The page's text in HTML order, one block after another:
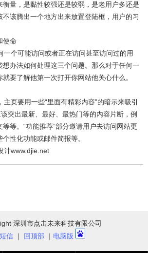
量，是黏性较强还是较弱，是老用户多还是
不该腾出一个地方出来放置登陆框，用户的习
使命
个可能访问或者正在访问甚至访问过的用
想办法如何处理这三个问题。那么对于任何一
要了解他第一次打开你网站他关心什么。
页要用一些“里面有精彩内容”的暗示来吸引
突出最新、最好、最热门等的内容片断，例
等。“功能推荐”部分邀请用户去访问网站更
性化功能或邮件简报等。
计www.djie.net
深圳市点击未来科技有限公司
信 ｜ 回顶部 ｜ 电脑版